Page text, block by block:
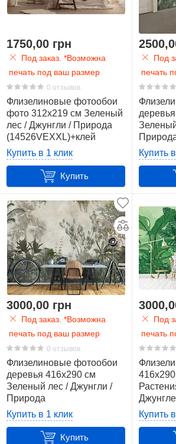
7
Дерево
Джунгли
Дикий
Дорога
7
Животные
8
Имитация
Листья
Монстера
1750,00 грн
Под заказ. *Возможна
печать под ваш размер
0 отзывов
Флизелиновые фотообои
фото 312x219 см Зеленый
лес / Джунгли / Природа
(14526VEXXL)+клей
Купить в 1 клик
Купить
Под
печать
Купить
3000,00 грн
Под заказ. *Возможна
печать под ваш размер
0 отзывов
Флизелиновые фотообои
деревья 416x290 см
Зеленый лес / Джунгли /
Природа
(14526VEXXXXL)+клей
Купить в 1 клик
Купить
Под
печать
Купить